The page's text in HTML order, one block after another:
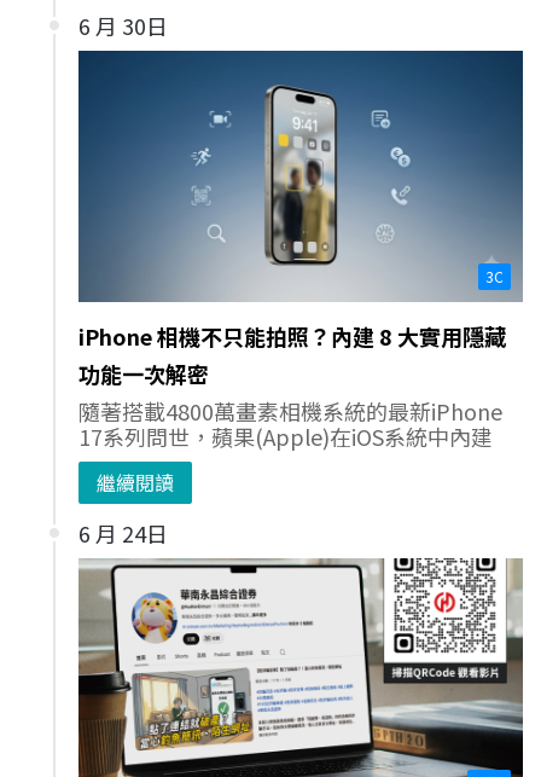
6 月 30日
3C
iPhone 相機不只能拍照？內建 8 大實用隱藏
功能一次解密
隨著搭載4800萬畫素相機系統的最新iPhone
17系列問世，蘋果(Apple)在iOS系統中內建
繼續閱讀
6 月 24日